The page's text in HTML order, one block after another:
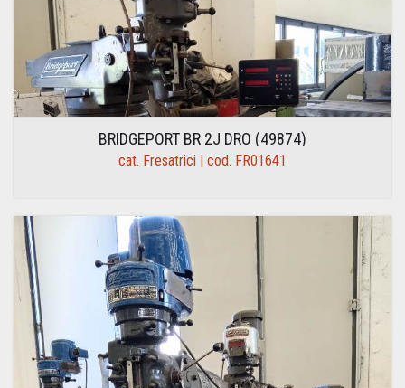
BRIDGEPORT BR 2J DRO (49874)
cat. Fresatrici | cod. FR01641